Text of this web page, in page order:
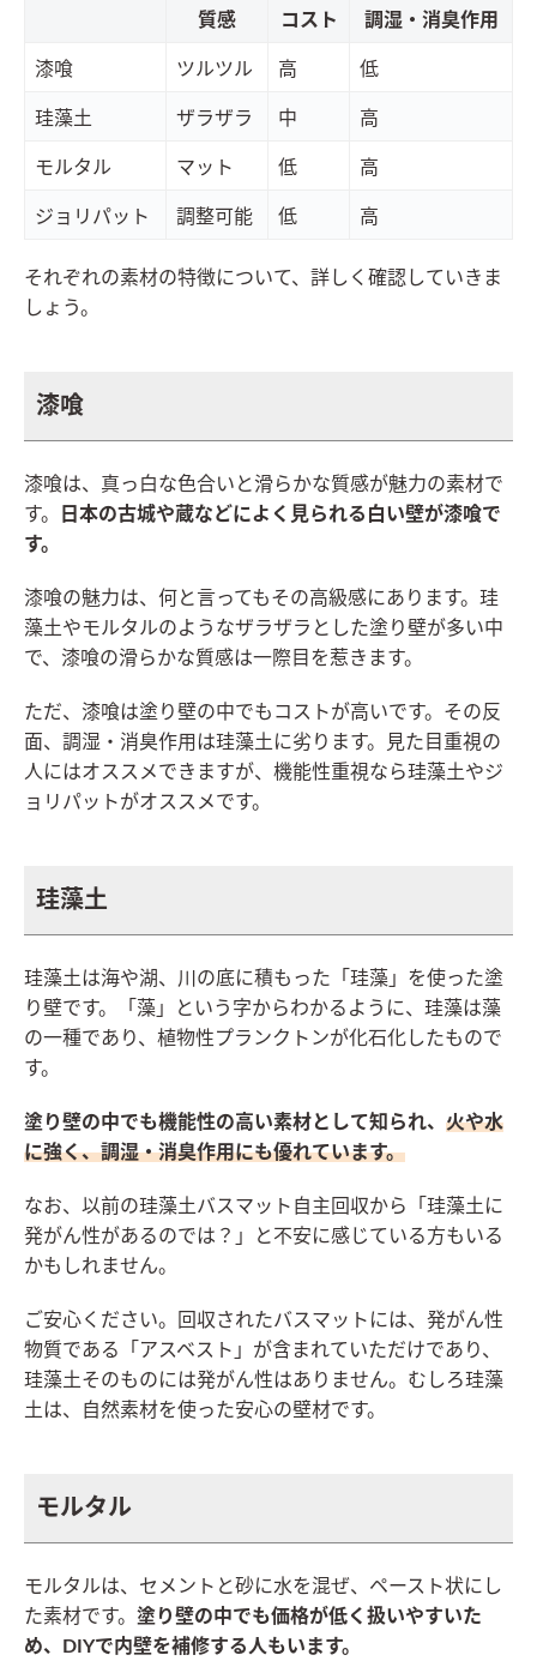
質感 コスト 調湿・消臭作用
漆喰 ツルツル 高 低
珪藻土 ザラザラ 中 高
モルタル マット 低 高
ジョリパット 調整可能 低 高
それぞれの素材の特徴について、詳しく確認していきま
しょう。
漆喰
漆喰は、真っ白な色合いと滑らかな質感が魅力の素材で
す。
日本の古城や蔵などによく見られる白い壁が漆喰で
す。
漆喰の魅力は、何と言ってもその高級感にあります。珪
藻土やモルタルのようなザラザラとした塗り壁が多い中
で、漆喰の滑らかな質感は一際目を惹きます。
ただ、漆喰は塗り壁の中でもコストが高いです。その反
面、調湿・消臭作用は珪藻土に劣ります。見た目重視の
人にはオススメできますが、機能性重視なら珪藻土やジ
ョリパットがオススメです。
珪藻土
珪藻土は海や湖、川の底に積もった「珪藻」を使った塗
り壁です。「藻」という字からわかるように、珪藻は藻
の一種であり、植物性プランクトンが化石化したもので
す。
塗り壁の中でも機能性の高い素材として知られ、 火や水
に強く、調湿・消臭作用にも優れています。
なお、以前の珪藻土バスマット自主回収から「珪藻土に
発がん性があるのでは？」と不安に感じている方もいる
かもしれません。
ご安心ください。回収されたバスマットには、発がん性
物質である「アスベスト」が含まれていただけであり、
珪藻土そのものには発がん性はありません。むしろ珪藻
土は、自然素材を使った安心の壁材です。
モルタル
モルタルは、セメントと砂に水を混ぜ、ペースト状にし
た素材です。 塗り壁の中でも価格が低く扱いやすいた
め、DIYで内壁を補修する人もいます。